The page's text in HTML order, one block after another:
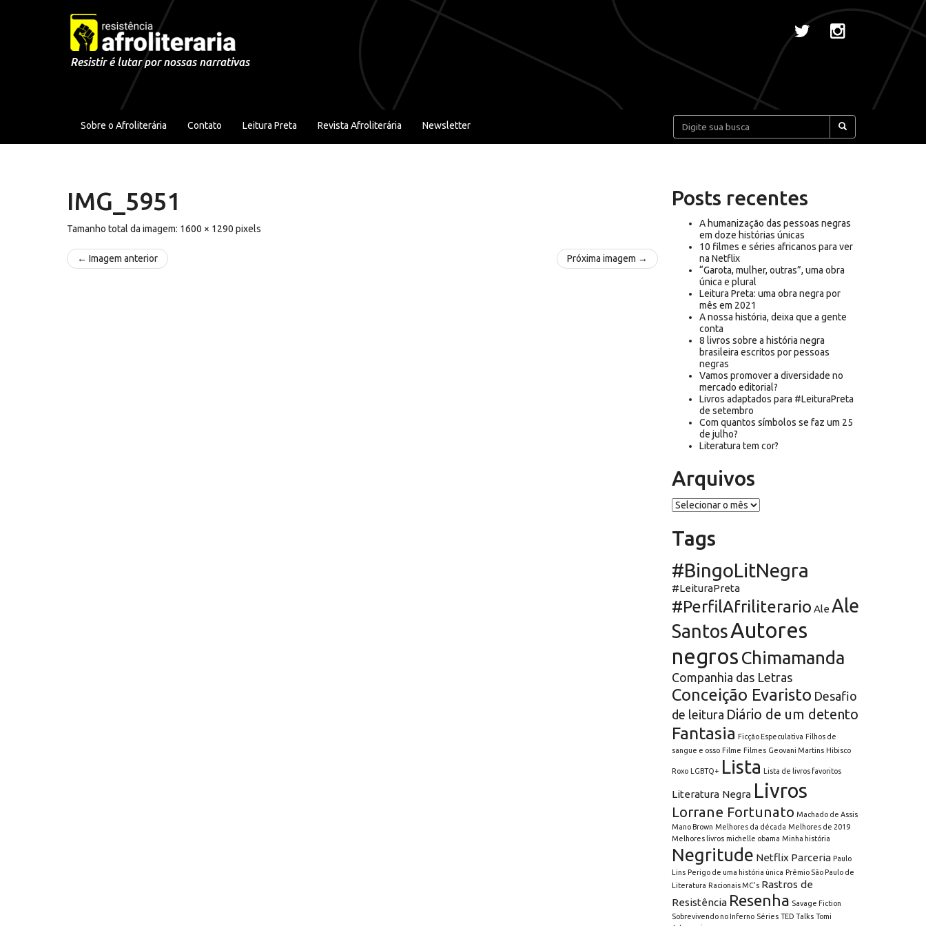
Pular para o conteúdo
Resistir é lutar por nossas narrativas
Sobre o Afroliterária Contato Leitura Preta Revista Afroliterária Newsletter Pesquisar:
IMG_5951
Tamanho total da imagem: 1600 × 1290 pixels
← Imagem anterior Próxima imagem →
Posts recentes
A humanização das pessoas negras
em doze histórias únicas
10 filmes e séries africanos para ver
na Netflix
“Garota, mulher, outras”, uma obra
única e plural
Leitura Preta: uma obra negra por
mês em 2021
A nossa história, deixa que a gente
conta
8 livros sobre a história negra
brasileira escritos por pessoas
negras
Vamos promover a diversidade no
mercado editorial?
Livros adaptados para #LeituraPreta
de setembro
Com quantos símbolos se faz um 25
de julho?
Literatura tem cor?
Arquivos
Arquivos
Tags
#BingoLitNegra
#LeituraPreta
#PerfilAfriliterario Ale Ale
SantosAutores
negros Chimamanda
Companhia das Letras
Conceição Evaristo Desafio
de leitura Diário de um detento
Fantasia Ficção Especulativa Filhos de
sangue e osso Filme Filmes Geovani Martins Hibisco
Roxo LGBTQ+ Lista Lista de livros favoritos
Literatura Negra Livros
Lorrane Fortunato Machado de Assis
Mano Brown Melhores da década Melhores de 2019
Melhores livros michelle obama Minha história
Negritude Netflix Parceria Paulo
Lins Perigo de uma história única Prêmio São Paulo de
Literatura Racionais MC's Rastros de
Resistência Resenha Savage Fiction
Sobrevivendo no Inferno Séries TED Talks Tomi